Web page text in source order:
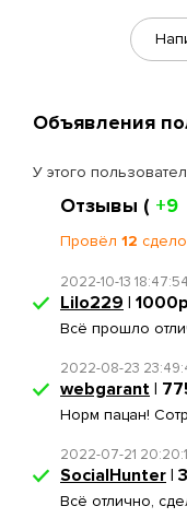
Объявления
У этого
Отзывы ( +9
Провёл 12
2022-10-13 18:47:54
Lilo229 |
Всё прошло
2022-08-23
webgarant |
Норм пацан!
2022-07-21
SocialHunter |
Всё отлично,